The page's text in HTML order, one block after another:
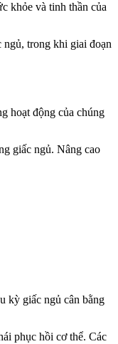
khỏe và tinh thần của
ngủ, trong khi giai đoạn
hoạt động của chúng
giấc ngủ. Nâng cao
kỳ giấc ngủ cân bằng
phục hồi cơ thể. Các